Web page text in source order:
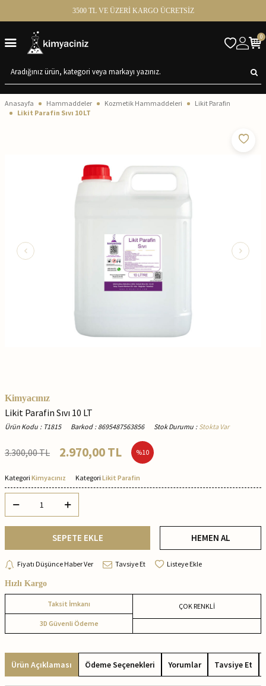
3500 TL VE ÜZERİ KARGO ÜCRETSİZ
0
Anasayfa Hammaddeler Kozmetik Hammaddeleri
Likit Parafin
Likit Parafin Sıvı 10 LT
Kimyacınız
Likit Parafin Sıvı 10 LT
Ürün Kodu : T1815 Barkod : 8695487563856 Stok Durumu : Stokta Var
3.300,00TL 2.970,00TL %10
Kategori Kimyacınız Kategori Likit Parafin
SEPETE EKLE HEMEN AL
Fiyatı Düşünce Haber Ver Tavsiye Et Listeye Ekle
Hızlı Kargo
Taksit İmkanı
3D Güvenli Ödeme
ÇOK RENKLİ
Ürün Açıklaması Ödeme Seçenekleri Yorumlar Tavsiye Et